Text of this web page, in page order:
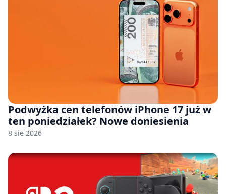
Podwyżka cen telefonów iPhone 17 już w
ten poniedziałek? Nowe doniesienia
8 sie 2026